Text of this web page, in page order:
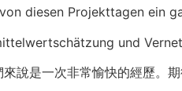
diesen Projekttagen ein
und
說是一次非常愉快的經歷。期